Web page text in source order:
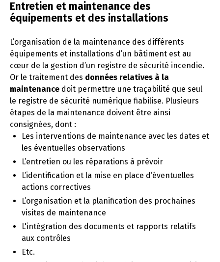
Entretien et maintenance des
équipements et des installations
L’organisation de la maintenance des différents
équipements et installations d’un bâtiment est au
cœur de la gestion d’un registre de sécurité incendie.
Or le traitement des données relatives à la
maintenance doit permettre une traçabilité que seul
le registre de sécurité numérique fiabilise. Plusieurs
étapes de la maintenance doivent être ainsi
consignées, dont :
Les interventions de maintenance avec les dates et
les éventuelles observations
L’entretien ou les réparations à prévoir
L’identification et la mise en place d’éventuelles
actions correctives
L’organisation et la planification des prochaines
visites de maintenance
L'intégration des documents et rapports relatifs
aux contrôles
Etc.